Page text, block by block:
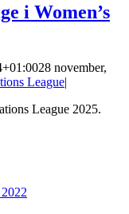
i Women’s
28 november,
League|
League 2025.